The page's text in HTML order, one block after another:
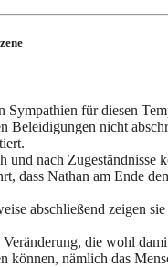
Sympathien für diesen
Beleidigungen nicht
und nach Zugeständnisse
dass Nathan am Ende
abschließend zeigen
die wohl
können, nämlich das